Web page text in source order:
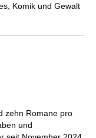
Komik und Gewalt
zehn Romane pro
und